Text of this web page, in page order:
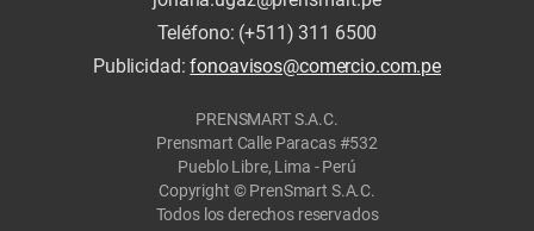
Teléfono: (+511) 311 6500
Publicidad:fonoavisos@comercio.com.pe
PRENSMART S.A.C.
Prensmart Calle Paracas #532
Pueblo Libre, Lima - Perú
Copyright © PrenSmart S.A.C.
Todos los derechos reservados